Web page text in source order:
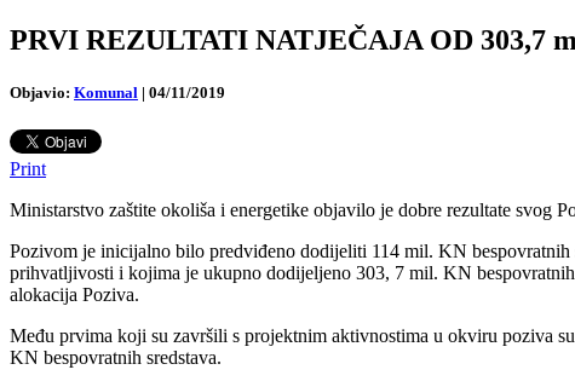
PRVI REZULTATI NATJEČAJA OD 303,7
Objavio: Komunal | 04/11/2019
Print
Ministarstvo zaštite okoliša i energetike objavilo je dobre rezultate svog
Pozivom je inicijalno bilo predviđeno dodijeliti 114 mil. KN bespovratnih
prihvatljivosti i kojima je ukupno dodijeljeno 303, 7 mil. KN
alokacija Poziva.
Među prvima koji su završili s projektnim aktivnostima u okviru poziva
KN bespovratnih sredstava.